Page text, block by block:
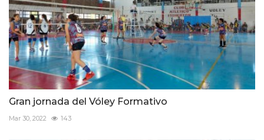
Gran jornada del Vóley Formativo
Mar 30, 2022 143